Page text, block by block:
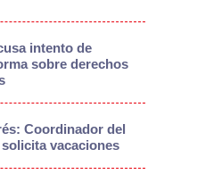
intento de
sobre derechos
Coordinador del
vacaciones